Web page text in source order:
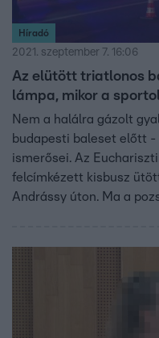
Híradó
2021. szeptember 7. 16:06
Az elütött triatlonos
lámpa, mikor a
Nem a halálra gázolt
budapesti baleset előtt
ismerősei. Az
felcímkézett kisbusz
Andrássy úton. Ma a
lámpája már zöldet
lépett. A magyar